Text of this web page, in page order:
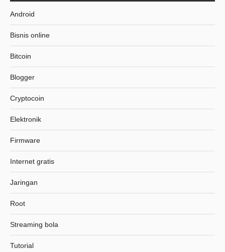
Android
Bisnis online
Bitcoin
Blogger
Cryptocoin
Elektronik
Firmware
Internet gratis
Jaringan
Root
Streaming bola
Tutorial